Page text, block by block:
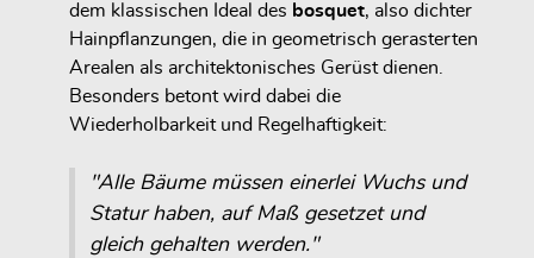
dem klassischen Ideal des bosquet, also dichter
Hainpflanzungen, die in geometrisch gerasterten
Arealen als architektonisches Gerüst dienen.
Besonders betont wird dabei die
Wiederholbarkeit und Regelhaftigkeit:
"Alle Bäume müssen einerlei Wuchs und
Statur haben, auf Maß gesetzet und
gleich gehalten werden."